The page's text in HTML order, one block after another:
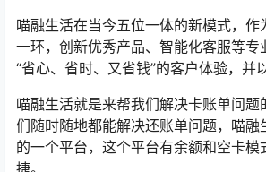
喵融生活在当今五位一体的新模式，作
一环，创新优秀产品、智能化客服等专
“省心、省时、又省钱”的客户体验，并
喵融生活就是来帮我们解决卡账单问题
们随时随地都能解决还账单问题，喵
的一个平台，这个平台有余额和空卡模
捷。